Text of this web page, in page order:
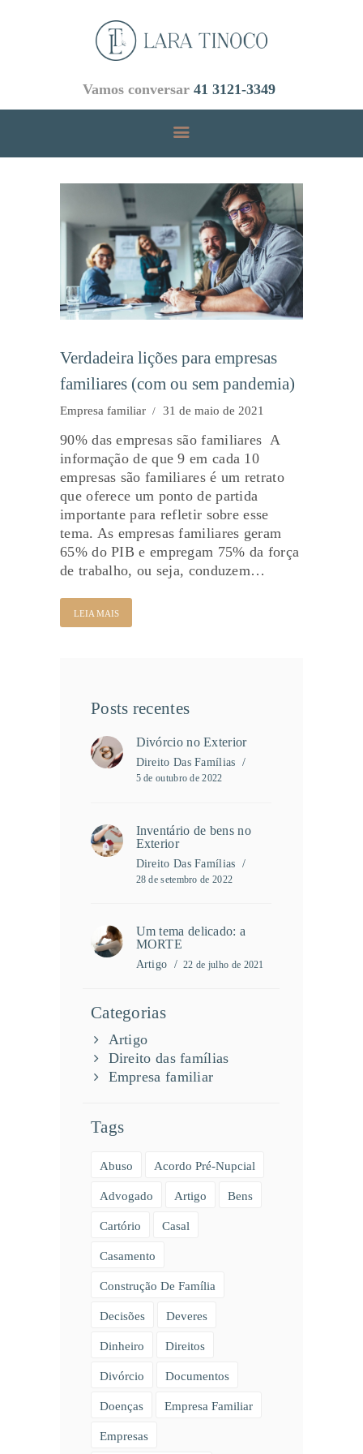
Vamos conversar 41 3121-3349
ÁREAS DE ATUAÇÃO
EMPRESA
EQUIPE
BLOG
CONTATOS
Verdadeira lições para empresas
familiares (com ou sem pandemia)
Empresa familiar 31 de maio de 2021
90% das empresas são familiares A
informação de que 9 em cada 10
empresas são familiares é um retrato
que oferece um ponto de partida
importante para refletir sobre esse
tema. As empresas familiares geram
65% do PIB e empregam 75% da força
de trabalho, ou seja, conduzem…
LEIA MAIS
Posts recentes
Divórcio no Exterior
Direito Das Famílias
5 de outubro de 2022
Inventário de bens no
Exterior
Direito Das Famílias
28 de setembro de 2022
Um tema delicado: a
MORTE
Artigo 22 de julho de 2021
Categorias
Artigo
Direito das famílias
Empresa familiar
Tags
Abuso Acordo Pré-Nupcial
Advogado Artigo Bens
Cartório Casal
Casamento
Construção De Família
Decisões Deveres
Dinheiro Direitos
Divórcio Documentos
Doenças Empresa Familiar
Empresas